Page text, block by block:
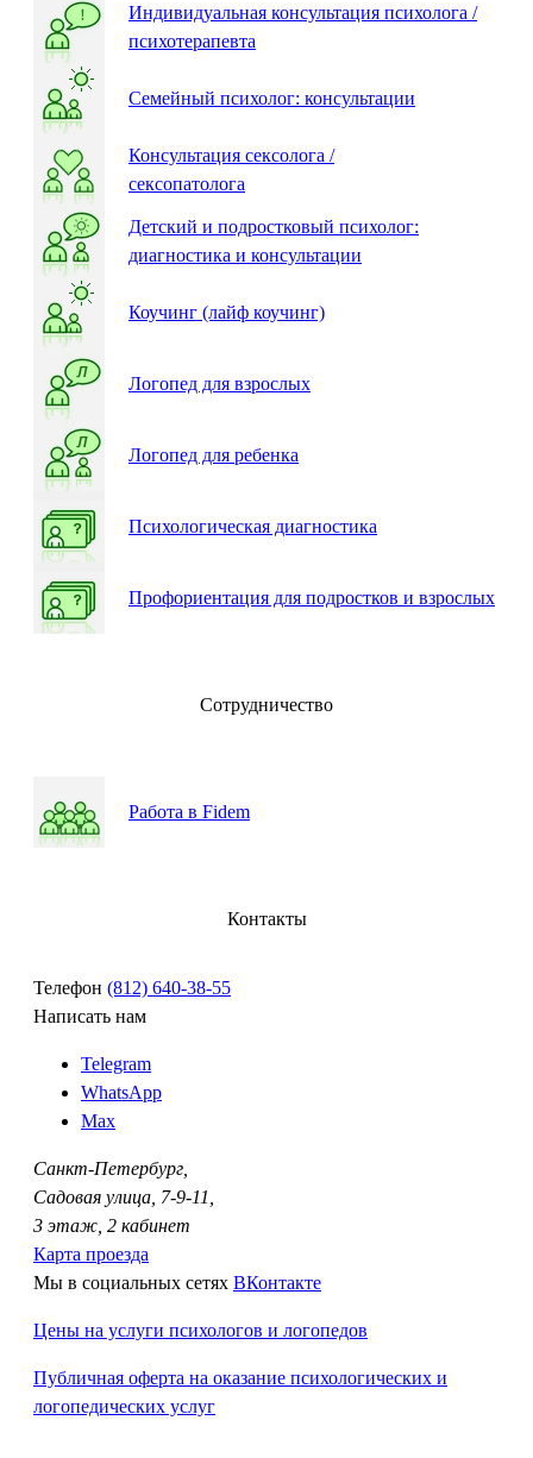
Индивидуальная консультация психолога /
психотерапевта
Семейный психолог: консультации
Консультация сексолога /
сексопатолога
Детский и подростковый психолог:
диагностика и консультации
Коучинг (лайф коучинг)
Логопед для взрослых
Логопед для ребенка
Психологическая диагностика
Профориентация для подростков и взрослых
Сотрудничество
Работа в Fidem
Контакты
Телефон (812) 640-38-55
Написать нам
Telegram
WhatsApp
Max
Санкт-Петербург,
Садовая улица, 7-9-11,
3 этаж, 2 кабинет
Карта проезда
Мы в социальных сетях ВКонтакте
Цены на услуги психологов и логопедов
Публичная оферта на оказание психологических и
логопедических услуг